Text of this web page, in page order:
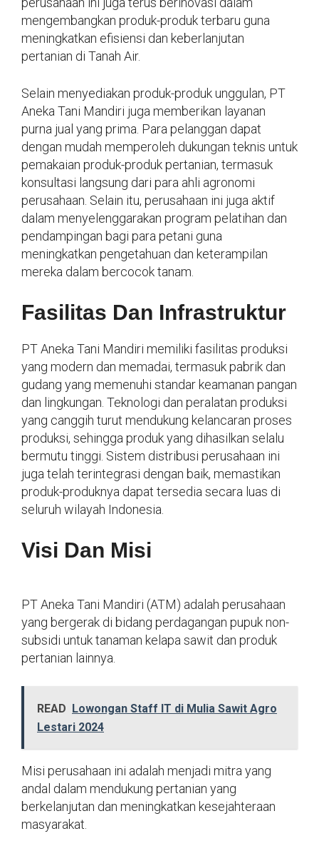
mengembangkan produk-produk terbaru guna
meningkatkan efisiensi dan keberlanjutan
pertanian di Tanah Air.
Selain menyediakan produk-produk unggulan, PT
Aneka Tani Mandiri juga memberikan layanan
purna jual yang prima. Para pelanggan dapat
dengan mudah memperoleh dukungan teknis untuk
pemakaian produk-produk pertanian, termasuk
konsultasi langsung dari para ahli agronomi
perusahaan. Selain itu, perusahaan ini juga aktif
dalam menyelenggarakan program pelatihan dan
pendampingan bagi para petani guna
meningkatkan pengetahuan dan keterampilan
mereka dalam bercocok tanam.
Fasilitas Dan Infrastruktur
PT Aneka Tani Mandiri memiliki fasilitas produksi
yang modern dan memadai, termasuk pabrik dan
gudang yang memenuhi standar keamanan pangan
dan lingkungan. Teknologi dan peralatan produksi
yang canggih turut mendukung kelancaran proses
produksi, sehingga produk yang dihasilkan selalu
bermutu tinggi. Sistem distribusi perusahaan ini
juga telah terintegrasi dengan baik, memastikan
produk-produknya dapat tersedia secara luas di
seluruh wilayah Indonesia.
Visi Dan Misi
PT Aneka Tani Mandiri (ATM) adalah perusahaan
yang bergerak di bidang perdagangan pupuk non-
subsidi untuk tanaman kelapa sawit dan produk
pertanian lainnya.
READ
Lowongan Staff IT di Mulia Sawit Agro
Lestari 2024
Misi perusahaan ini adalah menjadi mitra yang
andal dalam mendukung pertanian yang
berkelanjutan dan meningkatkan kesejahteraan
masyarakat.